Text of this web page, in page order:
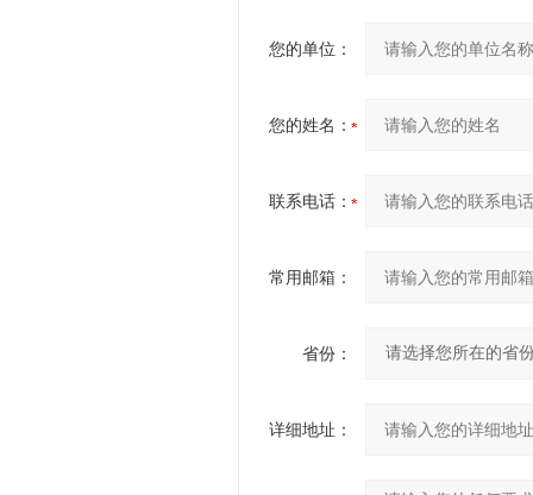
您的单位：
您的姓名：
联系电话：
常用邮箱：
省份：
详细地址：